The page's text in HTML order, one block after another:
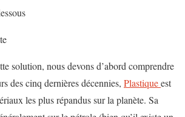
solution, nous devons d’abord comprendre
des cinq dernières décennies, Plastiqueest
les plus répandus sur la planète. Sa